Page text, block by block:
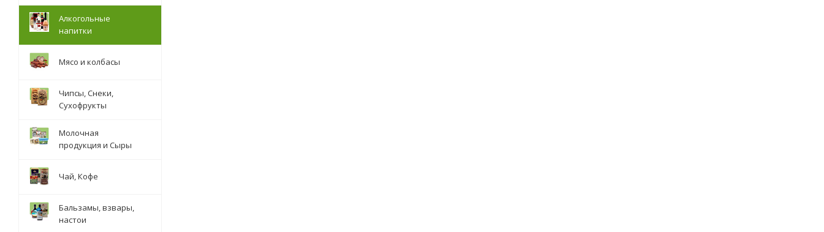
Алкогольные
напитки
Мясо и колбасы
Чипсы, Снеки,
Сухофрукты
Молочная
продукция и Сыры
Чай, Кофе
Бальзамы, взвары,
настои